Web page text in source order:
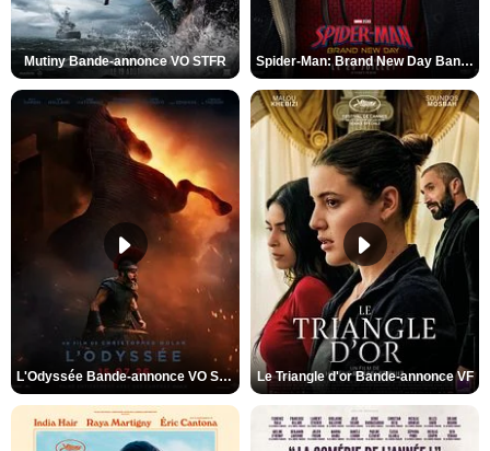
Mutiny Bande-annonce VO STFR Spider-Man: Brand New Day Bande-annonce VO STFR
L'Odyssée Bande-annonce VO STFR Le Triangle d'or Bande-annonce VF